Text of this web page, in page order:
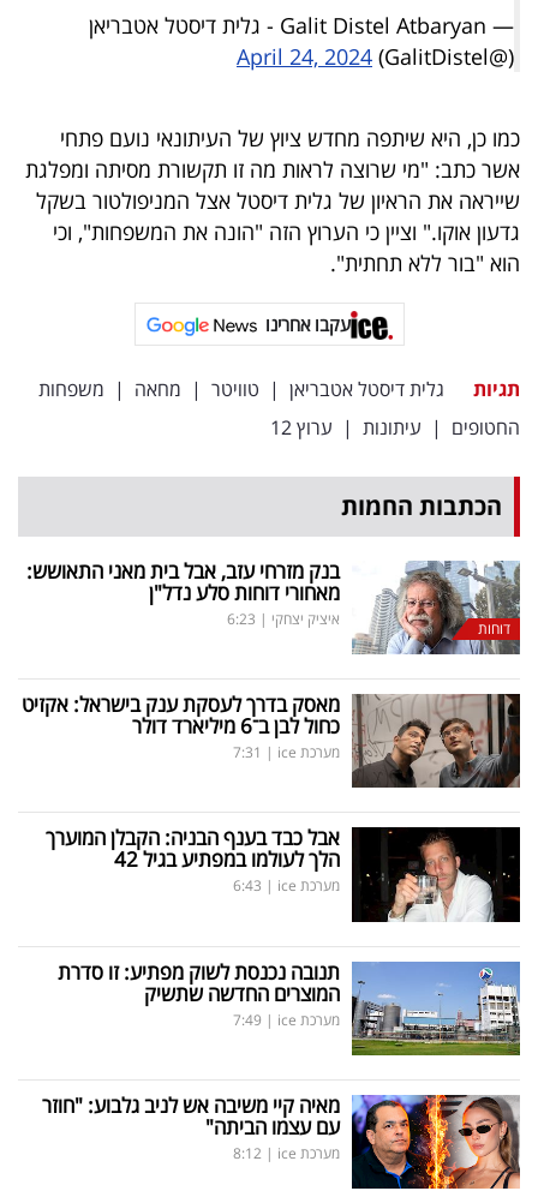
— Galit Distel Atbaryan - גלית דיסטל אטבריאן
(@GalitDistel)
April 24, 2024
כמו כן, היא שיתפה מחדש ציוץ של העיתונאי נועם פתחי
אשר כתב: "מי שרוצה לראות מה זו תקשורת מסיתה ומפלגת
שייראה את הראיון של גלית דיסטל אצל המניפולטור בשקל
גדעון אוקו." וציין כי הערוץ הזה "הונה את המשפחות", וכי
הוא "בור ללא תחתית".
עקבו אחרינו
תגיות גלית דיסטל אטבריאן | טוויטר | מחאה | משפחות
החטופים | עיתונות | ערוץ 12
הכתבות החמות
דוחות
בנק מזרחי עזב, אבל בית מאני התאושש:
מאחורי דוחות סלע נדל"ן
איציק יצחקי |
6:23
מאסק בדרך לעסקת ענק בישראל: אקזיט
כחול לבן ב־6 מיליארד דולר
מערכת ice |
7:31
אבל כבד בענף הבניה: הקבלן המוערך
הלך לעולמו במפתיע בגיל 42
מערכת ice |
6:43
תנובה נכנסת לשוק מפתיע: זו סדרת
המוצרים החדשה שתשיק
מערכת ice |
7:49
מאיה קיי משיבה אש לניב גלבוע: "חוזר
עם עצמו הביתה"
מערכת ice |
8:12